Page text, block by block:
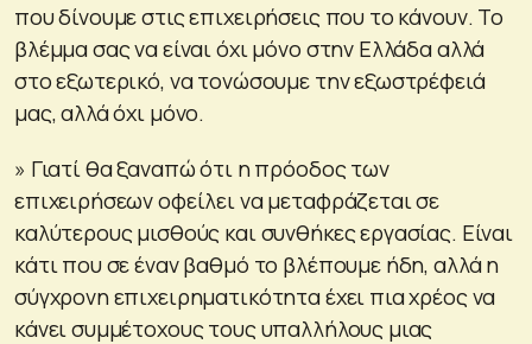
που δίνουμε στις επιχειρήσεις που το κάνουν. Το
βλέμμα σας να είναι όχι μόνο στην Ελλάδα αλλά
στο εξωτερικό, να τονώσουμε την εξωστρέφειά
μας, αλλά όχι μόνο.
» Γιατί θα ξαναπώ ότι η πρόοδος των
επιχειρήσεων οφείλει να μεταφράζεται σε
καλύτερους μισθούς και συνθήκες εργασίας. Είναι
κάτι που σε έναν βαθμό το βλέπουμε ήδη, αλλά η
σύγχρονη επιχειρηματικότητα έχει πια χρέος να
κάνει συμμέτοχους τους υπαλλήλους μιας